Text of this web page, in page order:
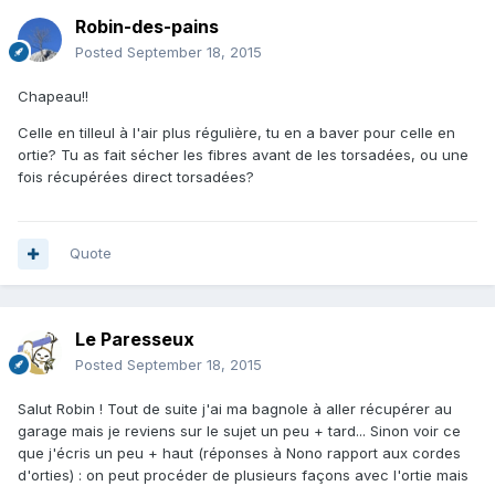
Robin-des-pains
Posted September 18, 2015
Chapeau!!
Celle en tilleul à l'air plus régulière, tu en a baver pour celle en
ortie? Tu as fait sécher les fibres avant de les torsadées, ou une
fois récupérées direct torsadées?
Quote
Le Paresseux
Posted September 18, 2015
Salut Robin ! Tout de suite j'ai ma bagnole à aller récupérer au
garage mais je reviens sur le sujet un peu + tard... Sinon voir ce
que j'écris un peu + haut (réponses à Nono rapport aux cordes
d'orties) : on peut procéder de plusieurs façons avec l'ortie mais